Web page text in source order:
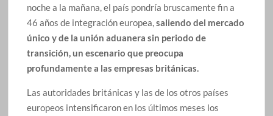
noche a la mañana, el país pondría bruscamente fin a
46 años de integración europea,saliendo del mercado
único y de la unión aduanera sin periodo de
transición, un escenario que preocupa
profundamente a las empresas británicas.
Las autoridades británicas y las de los otros países
europeos intensificaron en los últimos meses los